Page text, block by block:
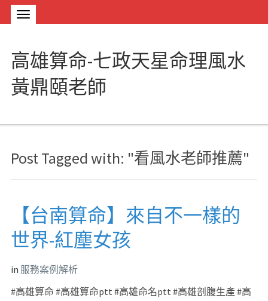
高雄算命-七政天星命理風水
黃鼎頤老師
Post Tagged with: "看風水老師推薦"
【台南算命】來自不一樣的
世界-紅塵女孩
in 服務案例解析
#高雄算命 #高雄算命ptt #高雄命名ptt #高雄剖腹生產 #高